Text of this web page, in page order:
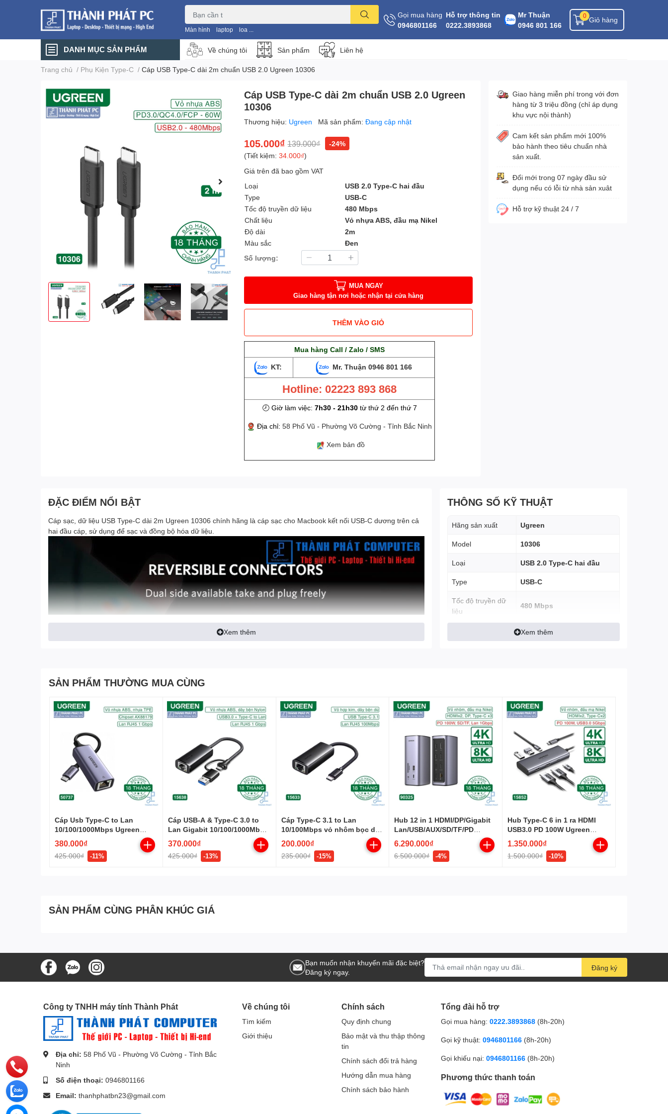
Màn hình laptop loa ...
Gọi mua hàng
0946801166
Hỗ trợ thông tin
0222.3893868
Mr Thuận
0946 801 166
Giỏ hàng
0
DANH MỤC SẢN PHẨM Về chúng tôi Sản phẩm Liên hệ
Trang chủ / Phụ Kiện Type-C / Cáp USB Type-C dài 2m chuẩn USB 2.0 Ugreen 10306
Cáp USB Type-C dài 2m chuẩn USB 2.0 Ugreen
10306
Thương hiệu: Ugreen Mã sản phẩm:Đang cập nhật
105.000₫ 139.000₫
-24%
(Tiết kiệm:34.000₫)
Giá trên đã bao gồm VAT
Loại
USB 2.0 Type-C hai đầu
Type
USB-C
Tốc độ truyền dữ liệu
480 Mbps
Chất liệu
Vỏ nhựa ABS, đầu mạ Nikel
Độ dài
2m
Màu sắc
Đen
Số lượng:
MUA NGAY
Giao hàng tận nơi hoặc nhận tại cửa hàng
THÊM VÀO GIỎ
Mua hàng Call / Zalo / SMS
KT: Mr. Thuận0946 801 166
Hotline: 02223 893 868
🕗 Giờ làm việc: 7h30 - 21h30từ thứ 2 đến thứ 7
Địa chỉ:58 Phố Vũ - Phường Võ Cường - Tỉnh Bắc Ninh
Xem bản đồ
Giao hàng miễn phí trong với đơn
hàng từ 3 triệu đồng (chỉ áp dụng
khu vực nội thành)
Cam kết sản phẩm mới 100%
bảo hành theo tiêu chuẩn nhà
sản xuất.
Đổi mới trong 07 ngày đầu sử
dụng nếu có lỗi từ nhà sản xuât
Hỗ trợ kỹ thuật 24 / 7
ĐẶC ĐIỂM NỔI BẬT
Cáp sạc, dữ liệu USB Type-C dài 2m Ugreen 10306 chính hãng là cáp sạc cho Macbook kết nối USB-C dương trên cả
hai đầu cáp, sử dụng để sạc và đồng bộ hóa dữ liệu.
Lõi dây:đồng không chứa oxy mạ thiếc
Không truyền âm thanh và video
Xem thêm
THÔNG SỐ KỸ THUẬT
Hãng sản xuất Ugreen
Model 10306
Loại USB 2.0 Type-C hai đầu
Type USB-C
Tốc độ truyền dữ
liệu
480 Mbps
Vỏ nhựa ABS, đầu mạ Nikel
Xem thêm
SẢN PHẨM THƯỜNG MUA CÙNG
Cáp Usb Type-C to Lan
10/100/1000Mbps Ugreen
50737
380.000₫
425.000₫ -11%
Cáp USB-A & Type-C 3.0 to
Lan Gigabit 10/100/1000Mbps
Ugreen 15638
370.000₫
425.000₫ -13%
Cáp Type-C 3.1 to Lan
10/100Mbps vỏ nhôm bọc dù
Ugreen 15633
200.000₫
235.000₫ -15%
Hub 12 in 1 HDMI/DP/Gigabit
Lan/USB/AUX/SD/TF/PD
Ugreen 90325
6.290.000₫
6.500.000₫ -4%
Hub Type-C 6 in 1 ra HDMI
USB3.0 PD 100W Ugreen
15852
1.350.000₫
1.500.000₫ -10%
SẢN PHẨM CÙNG PHÂN KHÚC GIÁ
Bạn muốn nhận khuyến mãi đặc biệt?
Đăng ký ngay.
Đăng ký
Công ty TNHH máy tính Thành Phát
Địa chỉ: 58 Phố Vũ - Phường Võ Cường - Tỉnh Bắc
Ninh
Số điện thoại: 0946801166
Email: thanhphatbn23@gmail.com
Về chúng tôi
Tìm kiếm
Giới thiệu
Chính sách
Quy định chung
Bảo mật và thu thập thông
tin
Chính sách đổi trả hàng
Hướng dẫn mua hàng
Chính sách bảo hành
Tổng đài hỗ trợ
Gọi mua hàng: 0222.3893868 (8h-20h)
Gọi kỹ thuật: 0946801166 (8h-20h)
Gọi khiếu nại: 0946801166 (8h-20h)
Phương thức thanh toán